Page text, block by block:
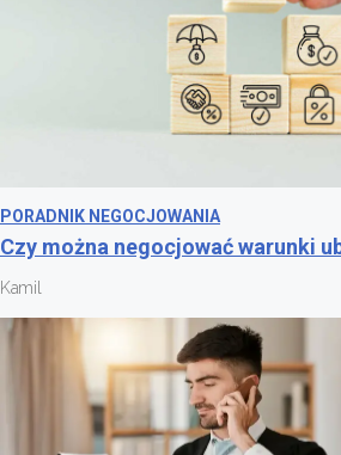
PORADNIK NEGOCJOWANIA
Czy można negocjować warunki
Kamil